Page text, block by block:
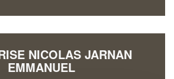
NICOLAS JARNAN
EMMANUEL